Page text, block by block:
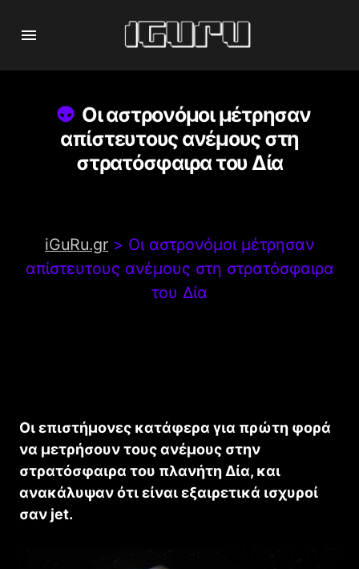
Οι αστρονόμοι μέτρησαν
απίστευτους ανέμους στη
στρατόσφαιρα του Δία
iGuRu.gr > Οι αστρονόμοι μέτρησαν
απίστευτους ανέμους στη στρατόσφαιρα
του Δία
Οι επιστήμονες κατάφερα για πρώτη φορά
να μετρήσουν τους ανέμους στην
στρατόσφαιρα του πλανήτη Δία, και
ανακάλυψαν ότι είναι εξαιρετικά ισχυροί
σαν jet.